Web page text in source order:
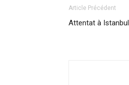
Article Précédent
Attentat à Istanbul